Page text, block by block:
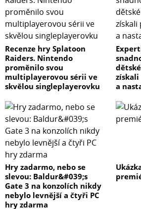
Recenze hry Splatoon
Raiders. Nintendo
proměnilo svou
multiplayerovou sérii ve
skvělou singleplayerovku
a
Hry zadarmo, nebo se
slevou: Baldur&#039;s
Gate 3 na konzolích nikdy
nebylo levnější a čtyři PC
hry zdarma